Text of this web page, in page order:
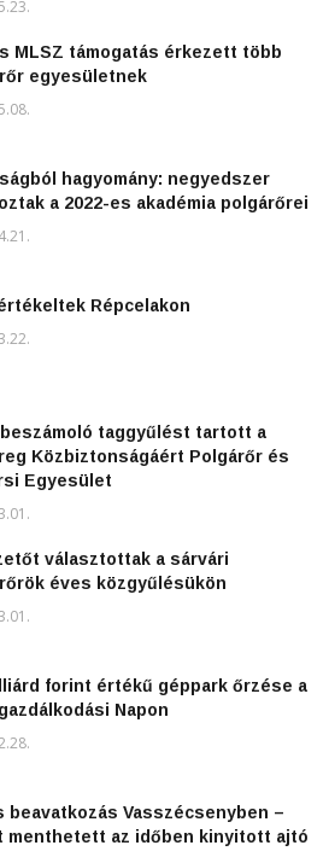
MLSZ támogatás érkezett több
egyesületnek
hagyomány: negyedszer
a 2022-es akadémia polgárőrei
Répcelakon
taggyűlést tartott a
Közbiztonságáért Polgárőr és
Egyesület
választottak a sárvári
éves közgyűlésükön
forint értékű géppark őrzése a
Napon
beavatkozás Vasszécsenyben –
menthetett az időben kinyitott ajtó